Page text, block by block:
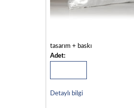
tasarım + baskı
Adet:
Detaylı bilgi